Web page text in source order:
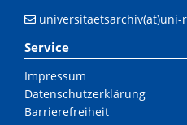
universitaetsarchiv(at)uni-
Service
Impressum
Datenschutzerklärung
Barrierefreiheit